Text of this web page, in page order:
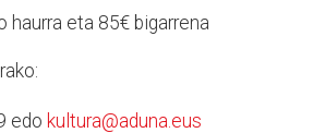
haurra eta 85€ bigarrena
edo kultura@aduna.eus